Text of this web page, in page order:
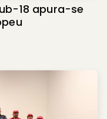
18 apura-se